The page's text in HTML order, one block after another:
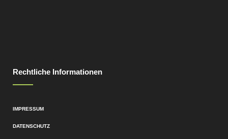
Rechtliche Informationen
IMPRESSUM
DATENSCHUTZ